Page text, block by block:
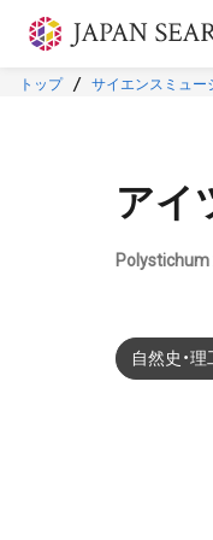
本文に飛ぶ
トップ サイエンスミュー
アイ
自然史・